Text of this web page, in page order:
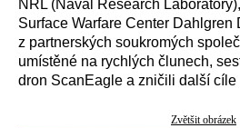
NRL (Naval Research
Surface Warfare Center Dahlgren
z partnerských soukromých
umístěné na rychlých člunech,
dron ScanEagle a zničili další
Zvětšit obrázek